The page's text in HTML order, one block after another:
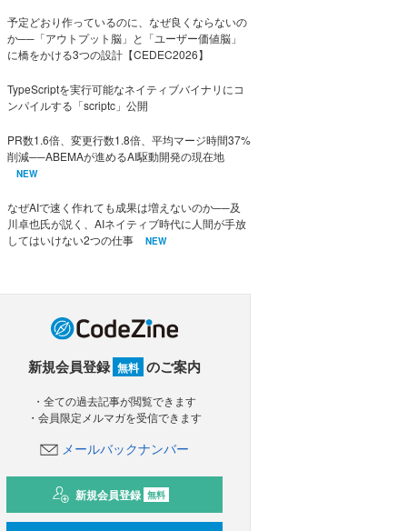
予定どおり作っているのに、なぜ良くならないの
か──「アウトプット脳」と「ユーザー価値脳」
に橋をかける3つの設計【CEDEC2026】
TypeScriptを実行可能なネイティブバイナリにコ
ンパイルする「scriptc」公開
PR数1.6倍、変更行数1.8倍、平均マージ時間37%
削減──ABEMAが進めるAI駆動開発の現在地
NEW
なぜAIで速く作れても成果は増えないのか──及
川卓也氏が説く、AIネイティブ時代に人間が手放
してはいけない2つの仕事
NEW
新規会員登録 無料 のご案内
・全ての過去記事が閲覧できます
・会員限定メルマガを受信できます
メールバックナンバー
新規会員登録 無料